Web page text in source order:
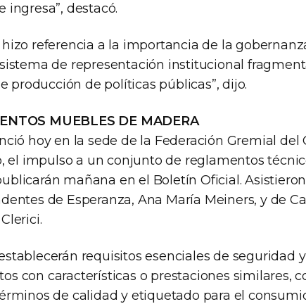
ingresa”, destacó.
referencia a la importancia de la
de representación institucional
producción de políticas públicas”, dijo.
MUEBLES DE MADERA
hoy en la sede de la Federación Gremial del
el impulso a un conjunto de reglamentos
mañana en el Boletín Oficial.
de Esperanza, Ana María Meiners, y de
requisitos esenciales de seguridad
con características o prestaciones similares,
de calidad y etiquetado para el